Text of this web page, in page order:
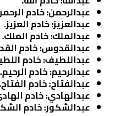
عبدالرحمن: خادم
عبدالعزيز: خادم العزيز.
عبدالملك: خادم الملك.
عبدالقدوس: خادم
عبداللطيف: خادم
عبدالرحيم: خادم الرحيم.
عبدالفتاح: خادم الفتاح.
عبدالهادي: خادم
عبدالشكور: خادم